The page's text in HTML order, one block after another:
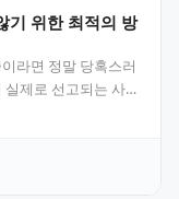
기 위한 최적의 방
라면 정말 당혹스러
실제로 선고되는 사
데요. 부산에서…